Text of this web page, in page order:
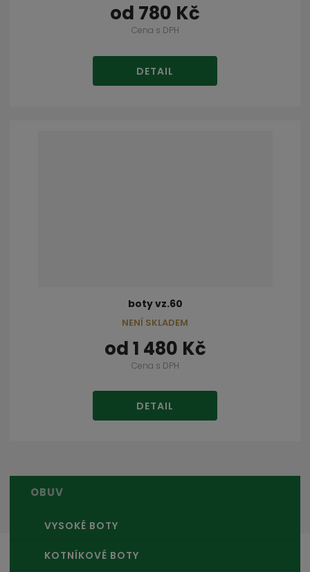
od 780 Kč
Cena s DPH
DETAIL
boty vz.60
od1 480 Kč
Cena s DPH
DETAIL
NENÍ SKLADEM
OBUV
VYSOKÉ BOTY
KOTNÍKOVÉ BOTY